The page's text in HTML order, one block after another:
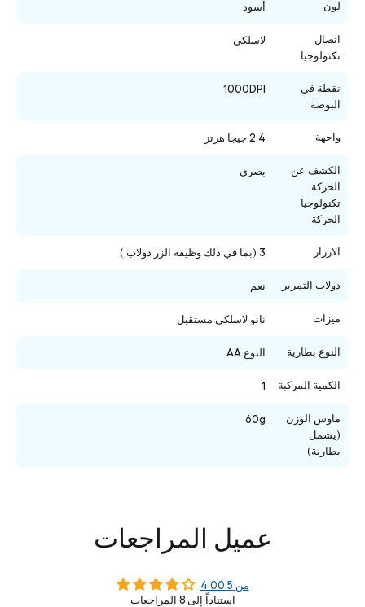
لون أسود
اتصال
تكنولوجيا
لاسلكي
نقطة في
البوصة
1000DPI
واجهة 2.4 جيجا هرتز
الكشف عن
الحركة
تكنولوجيا
الحركة
بصري
الازرار 3 (بما في ذلك وظيفة الزر دولاب )
دولاب التمرير نعم
ميزات نانو لاسلكي مستقبل
النوع بطارية النوع AA
الكمية المركبة 1
ماوس الوزن
(يشمل
بطارية)
60g
عميل المراجعات
4.00 من 5
استناداً إلى 8 المراجعات